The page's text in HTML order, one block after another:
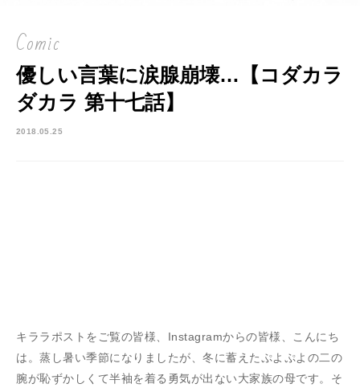
Comic
優しい言葉に涙腺崩壊…【コダカラ
ダカラ 第十七話】
2018.05.25
キララポストをご覧の皆様、Instagramからの皆様、こんにち
は。蒸し暑い季節になりましたが、冬に蓄えたぷよぷよの二の
腕が恥ずかしくて半袖を着る勇気が出ない大家族の母です。そ